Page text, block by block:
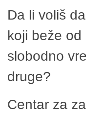
Da li voliš
koji beže
slobodno
druge?
Centar za